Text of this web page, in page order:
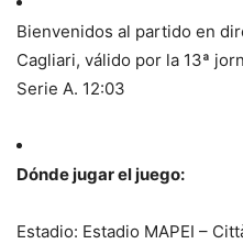
Bienvenidos al partido en
Cagliari, válido por la 13ª
Serie A. 12:03
Dónde jugar el juego:
Estadio: Estadio MAPEI –